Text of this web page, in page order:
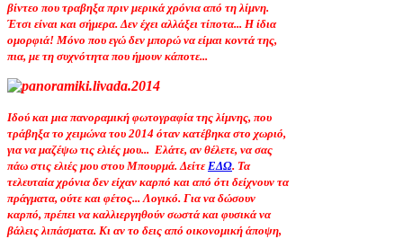
βίντεο που τραβηξα πριν μερικά χρόνια από τη λίμνη.
Έτσι είναι και σήμερα. Δεν έχει αλλάξει τίποτα... Η ίδια
ομορφιά! Μόνο που εγώ δεν μπορώ να είμαι κοντά της,
πια, με τη συχνότητα που ήμουν κάποτε...
Ιδού και μια πανοραμική φωτογραφία της λίμνης, που
τράβηξα το χειμώνα του 2014 όταν κατέβηκα στο χωριό,
για να μαζέψω τις ελιές μου... Ελάτε, αν θέλετε, να σας
πάω στις ελιές μου στου Μπουρμά. Δείτε ΕΔΩ. Τα
τελευταία χρόνια δεν είχαν καρπό και από ότι δείχνουν τα
πράγματα, ούτε και φέτος... Λογικό. Για να δώσουν
καρπό, πρέπει να καλλιεργηθούν σωστά και φυσικά να
βάλεις λιπάσματα. Κι αν το δεις από οικονομική άποψη,